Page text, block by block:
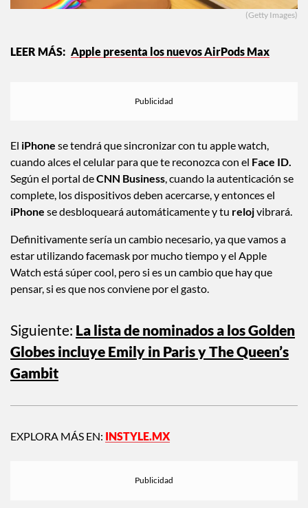
(Getty Images)
Apple presenta los nuevos AirPods Max
El iPhone se tendrá que sincronizar con tu apple watch,
cuando alces el celular para que te reconozca con el Face ID.
Según el portal deCNN Business, cuando la autenticación se
complete, los dispositivos deben acercarse, y entonces el
iPhone se desbloqueará automáticamente y tu relojvibrará.
Definitivamente sería un cambio necesario, ya que vamos a
estar utilizando facemask por mucho tiempo y el Apple
Watch está súper cool, pero si es un cambio que hay que
pensar, si es que nos conviene por el gasto.
Siguiente: La lista de nominados a los Golden
Globes incluye Emily in Paris y The Queen’s
Gambit
EXPLORA MÁS EN: INSTYLE.MX